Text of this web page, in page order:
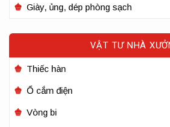
Giày, ủng, dép phòng sạch
VẬT TƯ NHÀ
Thiếc hàn
Ổ cắm điện
Vòng bi